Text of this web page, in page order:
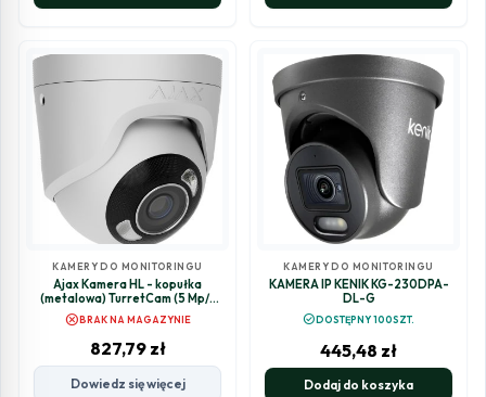
KAMERY DO MONITORINGU
Ajax Kamera HL - kopułka
(metalowa) TurretCam (5 Mp/4
mm) (8EU) - white
cancelBRAK NA MAGAZYNIE
827,79 zł
Dowiedz się więcej
KAMERY DO MONITORINGU
KAMERA IP KENIK KG-230DPA-
DL-G
check_circleDOSTĘPNY 100SZT.
445,48 zł
Dodaj do koszyka